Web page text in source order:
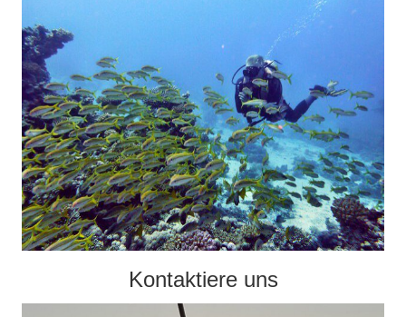
Kontaktiere uns